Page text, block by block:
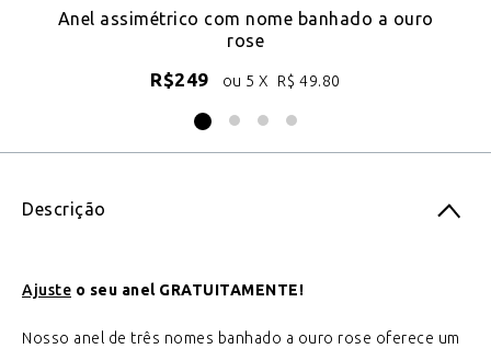
Anel assimétrico com nome banhado a ouro
rose
R$249 ou 5 X R$ 49.80
Descrição
Ajuste o seu anel GRATUITAMENTE!
Nosso anel de três nomes banhado a ouro rose oferece um